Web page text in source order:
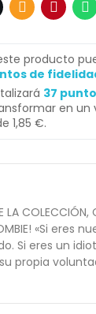
producto
de
37
en un
1,85 €.
LA
«Si eres
Si eres un
propia